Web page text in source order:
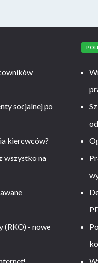
socjalnej po
kierowców?
wszystko na
(RKO) - nowe